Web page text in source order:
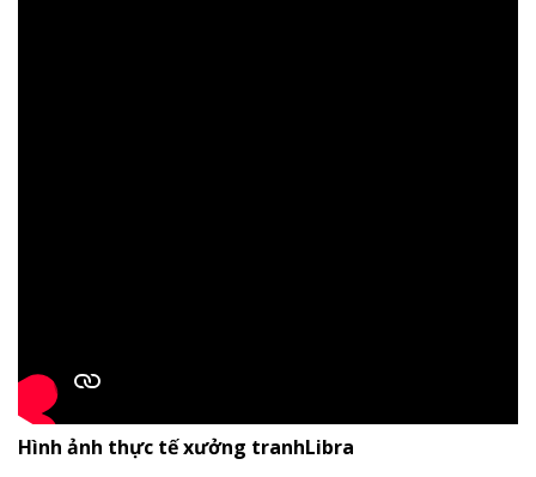
Hình ảnh thực tế xưởng tranhLibra